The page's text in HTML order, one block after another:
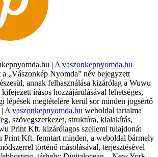
| A vaszonkepnyomda.hu
„Vászonkép Nyomda” név bejegyzett
annak felhasználása kizárólag a Wuwu
írásos hozzájárulásával lehetséges,
lépések megtételére kerül sor minden jogsértő
A vaszonkepnyomda.hu weboldal tartalma
szövegszerkezet, struktúra, kialakítás,
Print Kft. kizárólagos szellemi tulajdonát
Print Kft. fenntart minden, a weboldal bármely
történő másolásával, terjesztésével